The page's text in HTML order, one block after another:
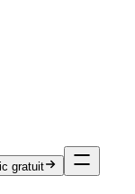
gratuit